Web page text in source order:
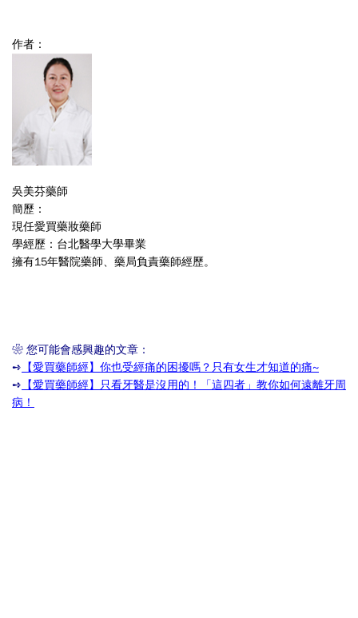
作者：
吳美芬藥師
簡歷：
現任愛買藥妝藥師
學經歷：台北醫學大學畢業
擁有15年醫院藥師、藥局負責藥師經歷。
❀ 您可能會感興趣的文章：
➺ 【愛買藥師經】你也受經痛的困擾嗎？只有女生才知道的痛~
➺ 【愛買藥師經】只看牙醫是沒用的！「這四者」教你如何遠離牙周
病！